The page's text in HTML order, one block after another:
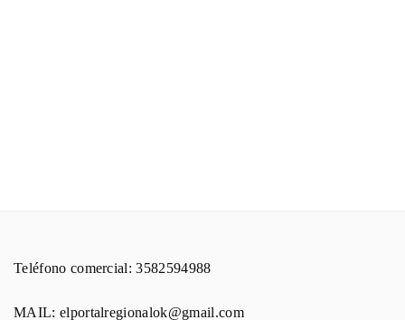
Teléfono comercial: 3582594988
MAIL: elportalregionalok@gmail.com